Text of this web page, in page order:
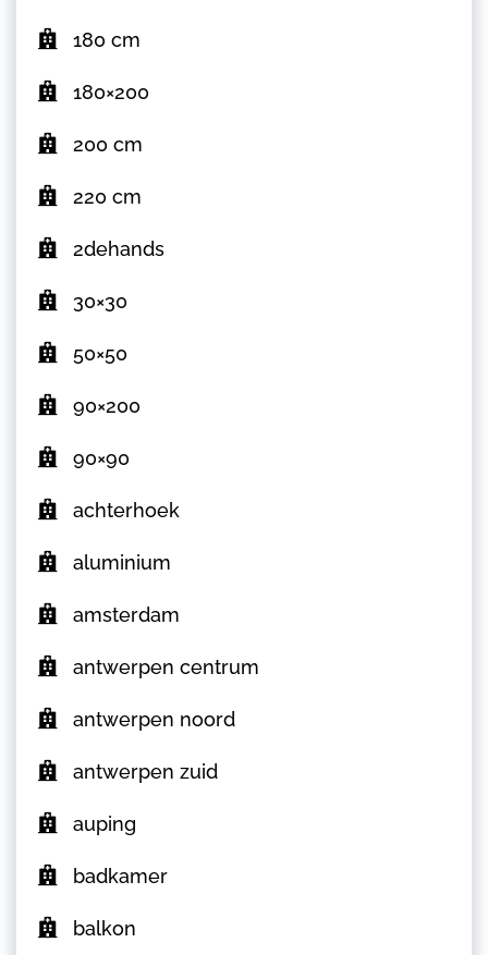
180 cm
180×200
200 cm
220 cm
2dehands
30×30
50×50
90×200
90×90
achterhoek
aluminium
amsterdam
antwerpen centrum
antwerpen noord
antwerpen zuid
auping
badkamer
balkon